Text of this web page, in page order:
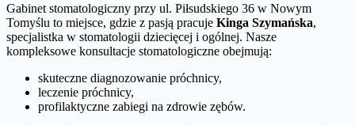
Gabinet stomatologiczny przy ul. Piłsudskiego 36 w Nowym
Tomyślu to miejsce, gdzie z pasją pracuje Kinga Szymańska,
specjalistka w stomatologii dziecięcej i ogólnej. Nasze
kompleksowe konsultacje stomatologiczne obejmują:
skuteczne diagnozowanie próchnicy,
leczenie próchnicy,
profilaktyczne zabiegi na zdrowie zębów.